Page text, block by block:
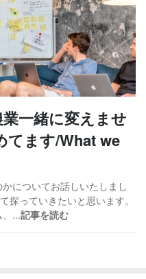
一緒に変えませ
てます/What we
についてお話しいたしまし
探っていきたいと思います。
...記事を読む